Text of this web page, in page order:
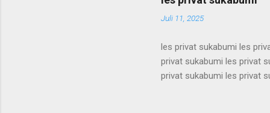
surabaya les privat
Juli 11, 2025
les privat sukabumi les
privat sukabumi les privat
privat sukabumi les privat
privat sukabumi les privat